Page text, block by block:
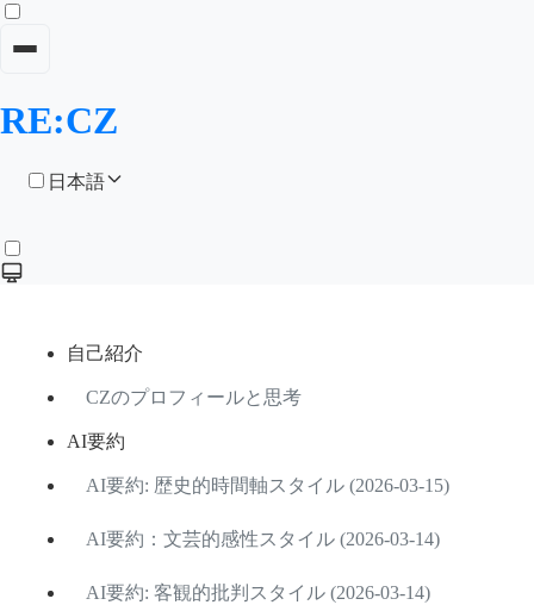
RE:CZ
日本語
自己紹介
CZのプロフィールと思考
AI要約
AI要約: 歴史的時間軸スタイル (2026-03-15)
AI要約：文芸的感性スタイル (2026-03-14)
AI要約: 客観的批判スタイル (2026-03-14)